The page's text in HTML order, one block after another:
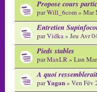
Propose cours
parWill_6com» Mar
Entretien
parVidka» Jeu Avr
Pieds stables
parMaxLR» Lun
A quoi
parYagan» Ven Fév